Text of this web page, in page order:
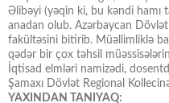
Əlibəyi (yəqin ki, bu kəndi hamı
anadan olub. Azərbaycan
fakültəsini bitirib. Müəllimliklə
qədər bir çox təhsil
İqtisad elmləri namizədi,
Şamaxı Dövlət Regional
YAXINDAN TANIYAQ: